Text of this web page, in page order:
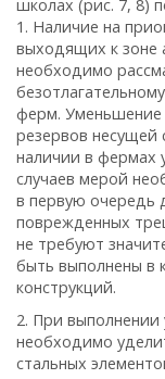
школах (рис. 7, 8)
1. Наличие на
выходящих к зоне
необходимо
ферм. Уменьшение
резервов несущей
наличии в фермах
случаев мерой
в первую очередь
поврежденных
не требуют
быть выполнены в
конструкций.
2. При выполнении
необходимо
стальных